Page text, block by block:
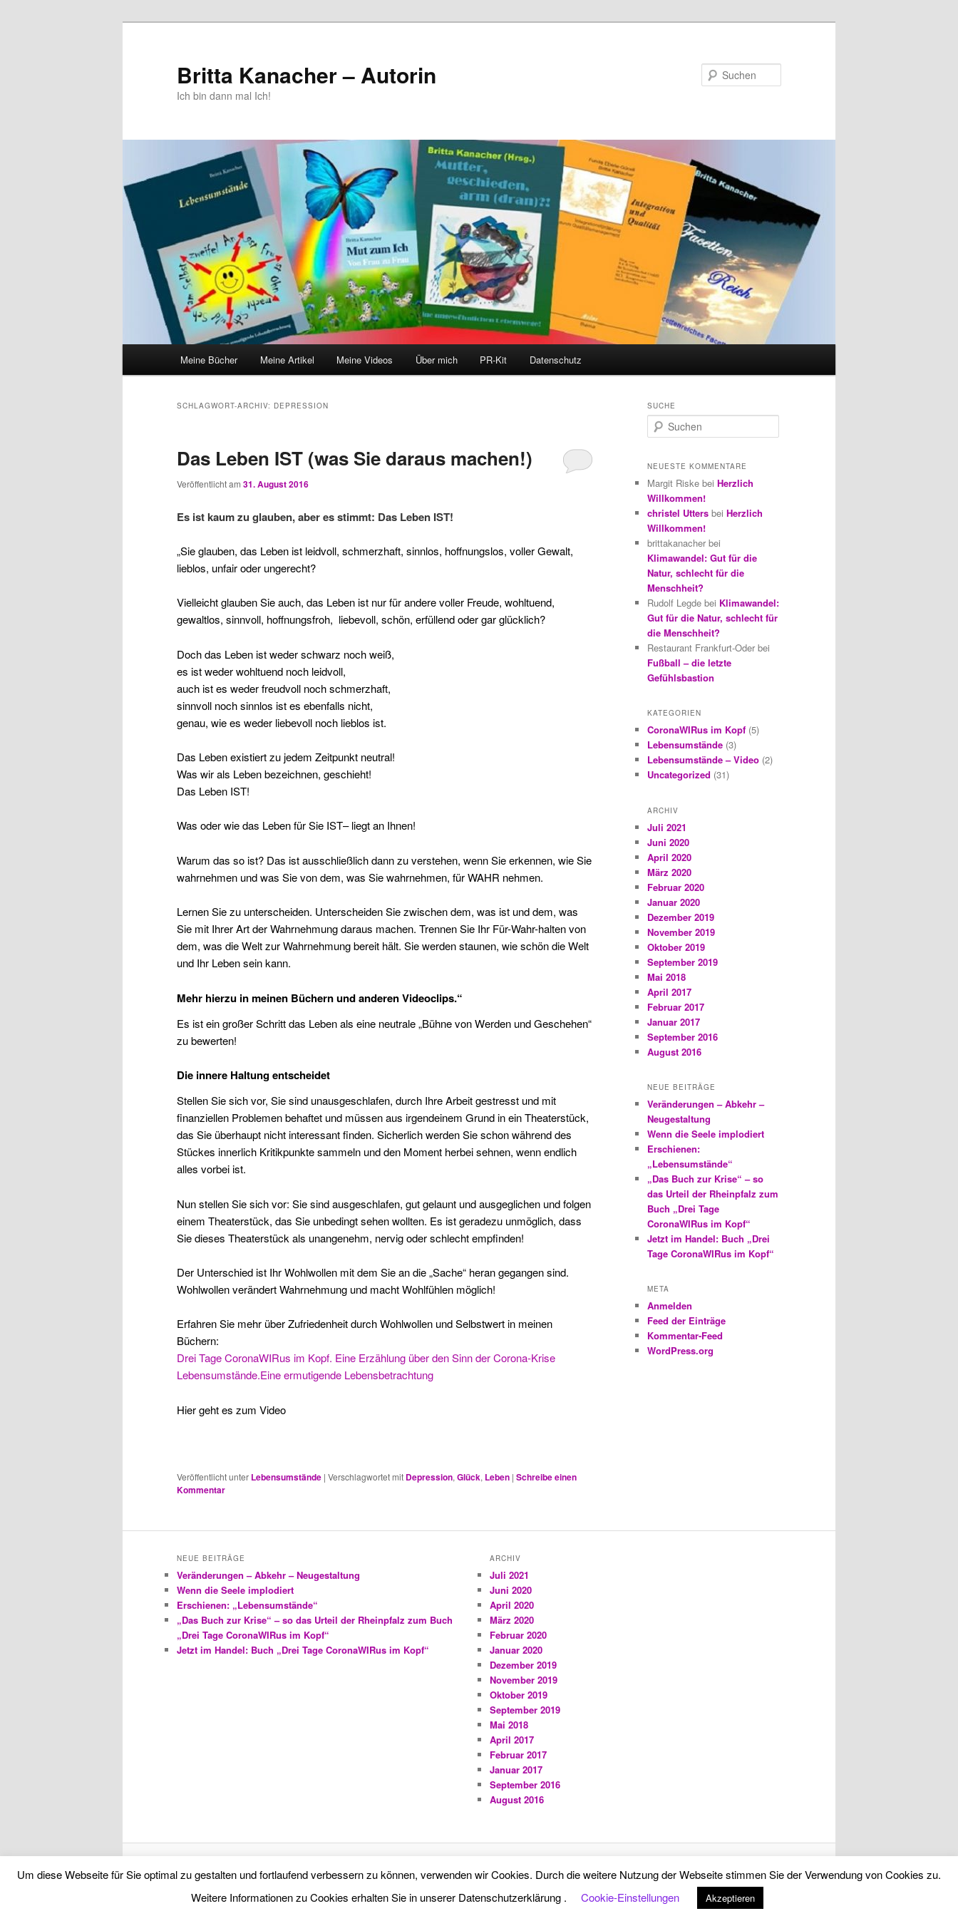
Britta Kanacher – Autorin
Ich bin dann mal Ich!
Meine Bücher Meine Artikel Meine Videos Über mich PR-Kit Datenschutz
SCHLAGWORT-ARCHIV: DEPRESSION
Das Leben IST (was Sie daraus machen!)
Veröffentlicht am 31. August 2016
Es ist kaum zu glauben, aber es stimmt: Das Leben IST!
„Sie glauben, das Leben ist leidvoll, schmerzhaft, sinnlos, hoffnungslos, voller Gewalt,
lieblos, unfair oder ungerecht?
Vielleicht glauben Sie auch, das Leben ist nur für andere voller Freude, wohltuend,
gewaltlos, sinnvoll, hoffnungsfroh, liebevoll, schön, erfüllend oder gar glücklich?
Doch das Leben ist weder schwarz noch weiß,
es ist weder wohltuend noch leidvoll,
auch ist es weder freudvoll noch schmerzhaft,
sinnvoll noch sinnlos ist es ebenfalls nicht,
genau, wie es weder liebevoll noch lieblos ist.
Das Leben existiert zu jedem Zeitpunkt neutral!
Was wir als Leben bezeichnen, geschieht!
Das Leben IST!
Was oder wie das Leben für Sie IST– liegt an Ihnen!
Warum das so ist? Das ist ausschließlich dann zu verstehen, wenn Sie erkennen, wie Sie
wahrnehmen und was Sie von dem, was Sie wahrnehmen, für WAHR nehmen.
Lernen Sie zu unterscheiden. Unterscheiden Sie zwischen dem, was ist und dem, was
Sie mit Ihrer Art der Wahrnehmung daraus machen. Trennen Sie Ihr Für-Wahr-halten von
dem, was die Welt zur Wahrnehmung bereit hält. Sie werden staunen, wie schön die Welt
und Ihr Leben sein kann.
Mehr hierzu in meinen Büchern und anderen Videoclips.“
Es ist ein großer Schritt das Leben als eine neutrale „Bühne von Werden und Geschehen“
zu bewerten!
Die innere Haltung entscheidet
Stellen Sie sich vor, Sie sind unausgeschlafen, durch Ihre Arbeit gestresst und mit
finanziellen Problemen behaftet und müssen aus irgendeinem Grund in ein Theaterstück,
das Sie überhaupt nicht interessant finden. Sicherlich werden Sie schon während des
Stückes innerlich Kritikpunkte sammeln und den Moment herbei sehnen, wenn endlich
alles vorbei ist.
Nun stellen Sie sich vor: Sie sind ausgeschlafen, gut gelaunt und ausgeglichen und folgen
einem Theaterstück, das Sie unbedingt sehen wollten. Es ist geradezu unmöglich, dass
Sie dieses Theaterstück als unangenehm, nervig oder schlecht empfinden!
Der Unterschied ist Ihr Wohlwollen mit dem Sie an die „Sache“ heran gegangen sind.
Wohlwollen verändert Wahrnehmung und macht Wohlfühlen möglich!
Erfahren Sie mehr über Zufriedenheit durch Wohlwollen und Selbstwert in meinen
Büchern:
Drei Tage CoronaWIRus im Kopf. Eine Erzählung über den Sinn der Corona-Krise
Lebensumstände.Eine ermutigende Lebensbetrachtung
Hier geht es zum Video
Veröffentlicht unter Lebensumstände | Verschlagwortet mit Depression, Glück, Leben | Schreibe einen
Kommentar
SUCHE
u
h
n
NEUESTE KOMMENTARE
Margit Riske bei Herzlich
Willkommen!
christel Utters bei Herzlich
Willkommen!
brittakanacher bei
Klimawandel: Gut für die
Natur, schlecht für die
Menschheit?
Rudolf Legde bei Klimawandel:
Gut für die Natur, schlecht für
die Menschheit?
Restaurant Frankfurt-Oder bei
Fußball – die letzte
Gefühlsbastion
KATEGORIEN
CoronaWIRus im Kopf (5)
Lebensumstände (3)
Lebensumstände – Video (2)
Uncategorized (31)
ARCHIV
Juli 2021
Juni 2020
April 2020
März 2020
Februar 2020
Januar 2020
Dezember 2019
November 2019
Oktober 2019
September 2019
Mai 2018
April 2017
Februar 2017
Januar 2017
September 2016
August 2016
NEUE BEITRÄGE
Veränderungen – Abkehr –
Neugestaltung
Wenn die Seele implodiert
Erschienen:
„Lebensumstände“
„Das Buch zur Krise“ – so
das Urteil der Rheinpfalz zum
Buch „Drei Tage
CoronaWIRus im Kopf“
Jetzt im Handel: Buch „Drei
Tage CoronaWIRus im Kopf“
META
Anmelden
Feed der Einträge
Kommentar-Feed
WordPress.org
NEUE BEITRÄGE
Veränderungen – Abkehr – Neugestaltung
Wenn die Seele implodiert
Erschienen: „Lebensumstände“
„Das Buch zur Krise“ – so das Urteil der Rheinpfalz zum Buch
„Drei Tage CoronaWIRus im Kopf“
Jetzt im Handel: Buch „Drei Tage CoronaWIRus im Kopf“
ARCHIV
Juli 2021
Juni 2020
April 2020
März 2020
Februar 2020
Januar 2020
Dezember 2019
November 2019
Oktober 2019
September 2019
Mai 2018
April 2017
Februar 2017
Januar 2017
September 2016
August 2016
Datenschutzerklärung Mit Stolz präsentiert von WordPress
Um diese Webseite für Sie optimal zu gestalten und fortlaufend verbessern zu können, verwenden wir Cookies. Durch die weitere Nutzung der Webseite stimmen Sie der Verwendung von Cookies zu.
Weitere Informationen zu Cookies erhalten Sie in unserer Datenschutzerklärung .
Cookie-Einstellungen Akzeptieren